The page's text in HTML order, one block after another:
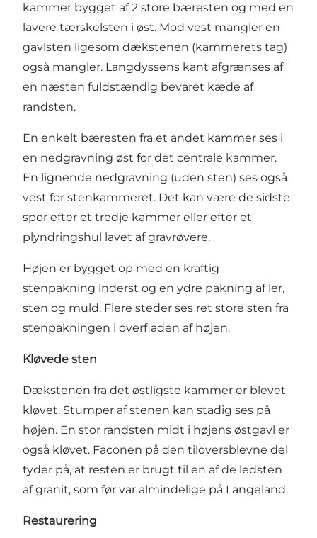
kammer bygget af 2 store bæresten og med en
lavere tærskelsten i øst. Mod vest mangler en
gavlsten ligesom dækstenen (kammerets tag)
også mangler. Langdyssens kant afgrænses af
en næsten fuldstændig bevaret kæde af
randsten.
En enkelt bæresten fra et andet kammer ses i
en nedgravning øst for det centrale kammer.
En lignende nedgravning (uden sten) ses også
vest for stenkammeret. Det kan være de sidste
spor efter et tredje kammer eller efter et
plyndringshul lavet af gravrøvere.
Højen er bygget op med en kraftig
stenpakning inderst og en ydre pakning af ler,
sten og muld. Flere steder ses ret store sten fra
stenpakningen i overfladen af højen.
Kløvede sten
Dækstenen fra det østligste kammer er blevet
kløvet. Stumper af stenen kan stadig ses på
højen. En stor randsten midt i højens østgavl er
også kløvet. Faconen på den tiloversblevne del
tyder på, at resten er brugt til en af de ledsten
af granit, som før var almindelige på Langeland.
Restaurering